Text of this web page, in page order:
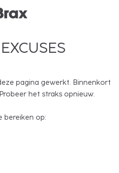
pagina gewerkt. Binnenkort
het straks opnieuw.
bereiken op: